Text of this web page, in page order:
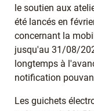
le soutien aux
été lancés en
concernant la
jusqu'au 31/08/
longtemps à
notification
Les guichets